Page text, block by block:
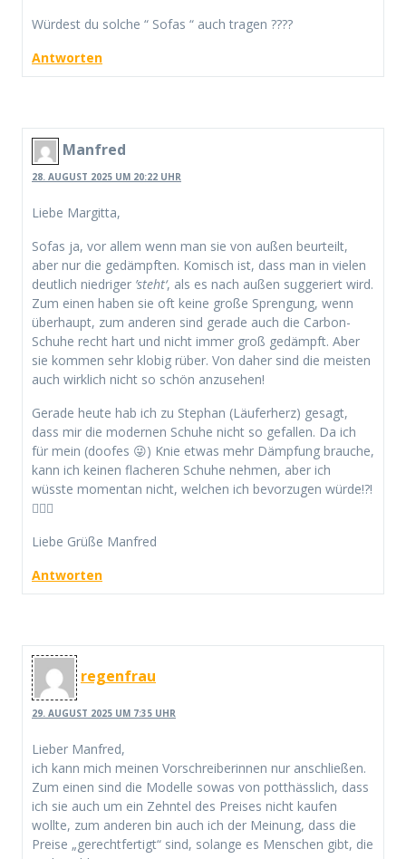
Würdest du solche “ Sofas “ auch tragen ????
Antworten
Manfred
28. AUGUST 2025 UM 20:22 UHR
Liebe Margitta,
Sofas ja, vor allem wenn man sie von außen beurteilt,
aber nur die gedämpften. Komisch ist, dass man in vielen
deutlich niedriger ’steht‘, als es nach außen suggeriert wird.
Zum einen haben sie oft keine große Sprengung, wenn
überhaupt, zum anderen sind gerade auch die Carbon-
Schuhe recht hart und nicht immer groß gedämpft. Aber
sie kommen sehr klobig rüber. Von daher sind die meisten
auch wirklich nicht so schön anzusehen!
Gerade heute hab ich zu Stephan (Läuferherz) gesagt,
dass mir die modernen Schuhe nicht so gefallen. Da ich
für mein (doofes 😜) Knie etwas mehr Dämpfung brauche,
kann ich keinen flacheren Schuhe nehmen, aber ich
wüsste momentan nicht, welchen ich bevorzugen würde!?!
🤷🏻‍♂️
Liebe Grüße Manfred
Antworten
regenfrau
29. AUGUST 2025 UM 7:35 UHR
Lieber Manfred,
ich kann mich meinen Vorschreiberinnen nur anschließen.
Zum einen sind die Modelle sowas von potthässlich, dass
ich sie auch um ein Zehntel des Preises nicht kaufen
wollte, zum anderen bin auch ich der Meinung, dass die
Preise „gerechtfertigt“ sind, solange es Menschen gibt, die